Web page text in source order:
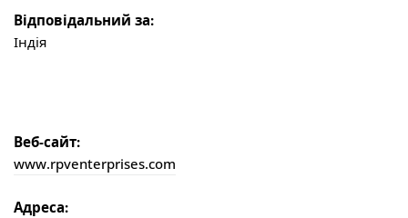
Відповідальний за:
Індія
Веб-сайт:
www.rpventerprises.com
Адреса: